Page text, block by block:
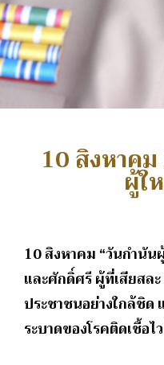
10 สิงหาค
ผู้ใ
10 สิงหาคม “วันกำนัน
และศักดิ์ศรี ผู้ที่เสียสล
ประชาชนอย่างใกล้ชิ
ระบาดของโรคติดเชื้อไ